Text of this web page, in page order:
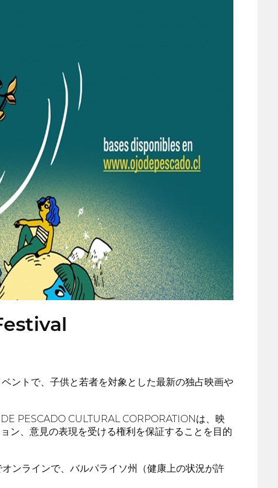
ントで、子供と若者を対象とした最新の独占映画や
PESCADO CULTURAL CORPORATIONは、映
ン、意見の表現を受ける権利を保証することを目的
ンラインで、バルパライソ州（健康上の状況が許